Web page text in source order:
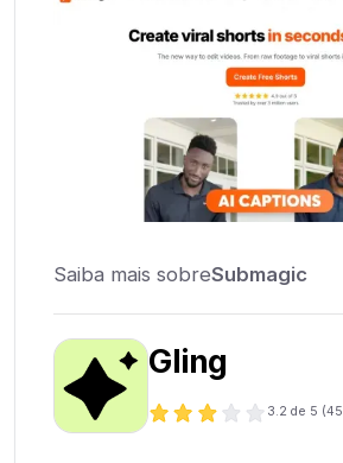
Saiba mais sobreSubmagic
Gling
3.2 de 5 (45